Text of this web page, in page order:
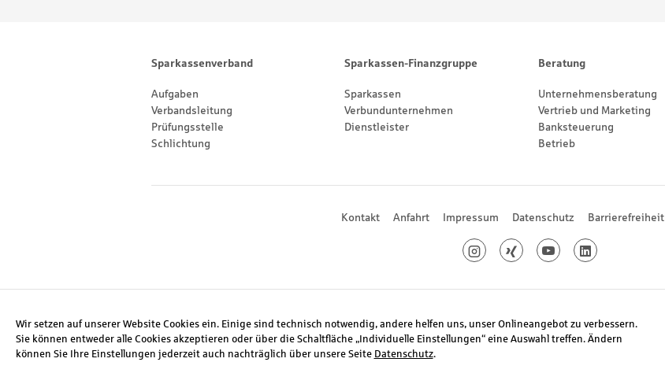
Sparkassenverband
Aufgaben
Verbandsleitung
Prüfungsstelle
Schlichtung
Sparkassen-Finanzgruppe
Sparkassen
Verbundunternehmen
Dienstleister
Beratung
Unternehmensberatung
Vertrieb und Marketing
Banksteuerung
Betrieb
Kontakt Anfahrt Impressum Datenschutz Barrierefreiheit
InstagramXing YoutubeLinkedIn
Wir setzen auf unserer Website Cookies ein. Einige sind technisch notwendig, andere helfen uns, unser Onlineangebot zu verbessern.
Sie können entweder alle Cookies akzeptieren oder über die Schaltfläche „Individuelle Einstellungen“ eine Auswahl treffen. Ändern
können Sie Ihre Einstellungen jederzeit auch nachträglich über unsere Seite Datenschutz.